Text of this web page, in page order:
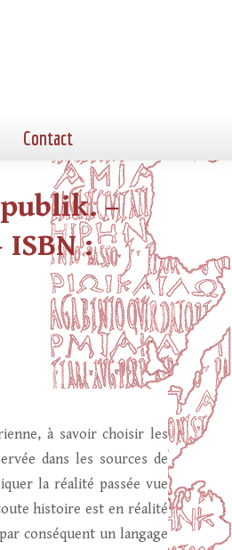
Contact
–
:
à savoir choisir les
dans les sources de
la réalité passée vue
histoire est en réalité
conséquent un langage